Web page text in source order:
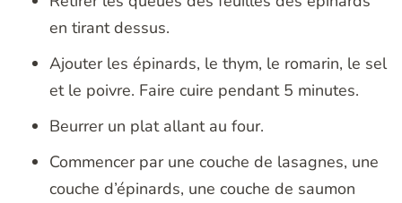
en tirant dessus.
Ajouter les épinards, le thym, le romarin, le sel
et le poivre. Faire cuire pendant 5 minutes.
Beurrer un plat allant au four.
Commencer par une couche de lasagnes, une
couche d’épinards, une couche de saumon